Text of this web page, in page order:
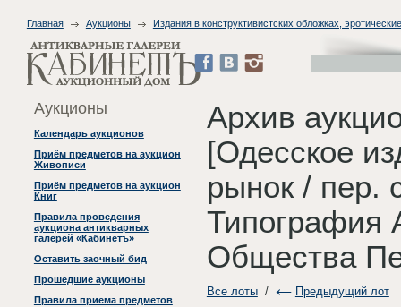
Главная Аукционы Издания в конструктивистских обложках,
Аукционы
Календарь аукционов
Приём предметов на аукцион
Живописи
Приём предметов на аукцион
Книг
Правила проведения
аукциона антикварных
галерей «Кабинетъ»
Оставить заочный бид
Прошедшие аукционы
Правила приема предметов
Архив
[Одесское
рынок / пер.
Типография
Общества
Все лоты/ Предыдущий лот